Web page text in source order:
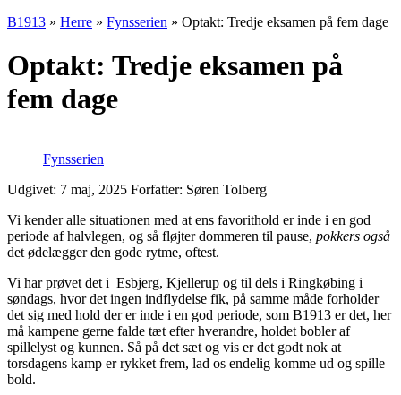
B1913 » Herre » Fynsserien » Optakt: Tredje eksamen på fem dage
Optakt: Tredje eksamen på
fem dage
Fynsserien
Udgivet: 7 maj, 2025 Forfatter: Søren Tolberg
Vi kender alle situationen med at ens favorithold er inde i en god
periode af halvlegen, og så fløjter dommeren til pause, pokkers også
det ødelægger den gode rytme, oftest.
Vi har prøvet det i Esbjerg, Kjellerup og til dels i Ringkøbing i
søndags, hvor det ingen indflydelse fik, på samme måde forholder
det sig med hold der er inde i en god periode, som B1913 er det, her
må kampene gerne falde tæt efter hverandre, holdet bobler af
spillelyst og kunnen. Så på det sæt og vis er det godt nok at
torsdagens kamp er rykket frem, lad os endelig komme ud og spille
bold.